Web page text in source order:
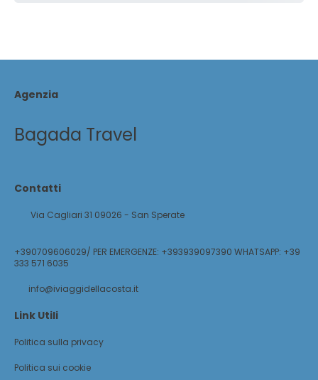
Agenzia
Bagada Travel
Contatti
Via Cagliari 31 09026 - San Sperate
+390709606029/ PER EMERGENZE: +393939097390 WHATSAPP: +39
333 571 6035
info@iviaggidellacosta.it
Link Utili
Politica sulla privacy
Politica sui cookie